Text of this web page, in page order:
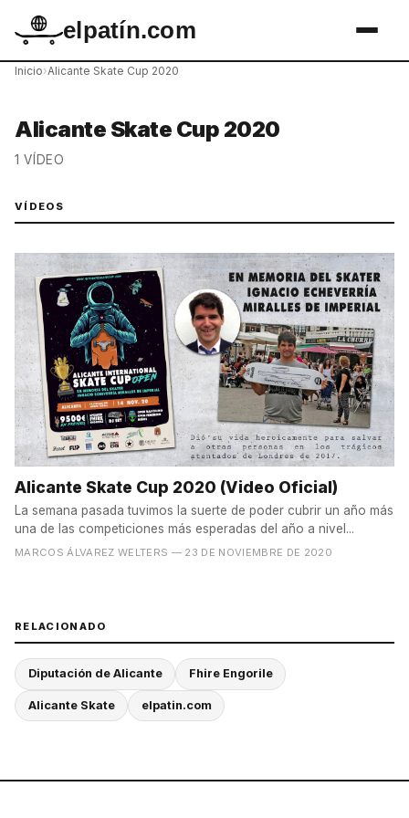
elpatín.com
Inicio›Alicante Skate Cup 2020
Alicante Skate Cup 2020
1 VÍDEO
VÍDEOS
Alicante Skate Cup 2020 (Video Oficial)
La semana pasada tuvimos la suerte de poder cubrir un año más
una de las competiciones más esperadas del año a nivel...
MARCOS ÁLVAREZ WELTERS — 23 DE NOVIEMBRE DE 2020
RELACIONADO
Diputación de Alicante Fhire Engorile
Alicante Skate elpatin.com